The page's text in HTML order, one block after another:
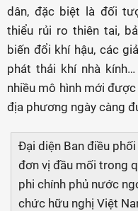
dân, đặc biệt là đối
thiểu rủi ro thiên tai,
biến đổi khí hậu, các
phát thải khí nhà
nhiều mô hình mới
địa phương ngày càng
Đại diện Ban điều
đơn vị đầu mối trong
phi chính phủ nước
chức hữu nghị Việt